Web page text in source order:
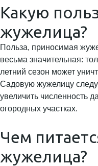
Какую
жужелица?
Польза, приносимая
весьма значительная:
летний сезон может
Садовую жужелицу
увеличить численность
огородных участках.
Чем
жужелица?